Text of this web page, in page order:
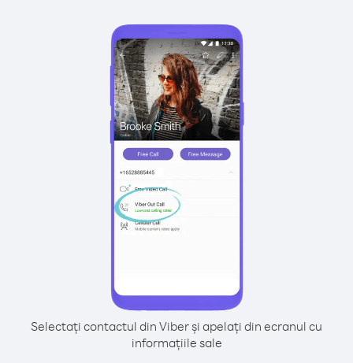
Selectați contactul din Viber și apelați din ecranul cu
informațiile sale